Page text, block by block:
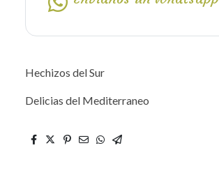
Hechizos del Sur
Delicias del Mediterraneo